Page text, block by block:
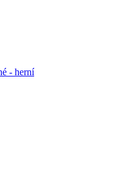
- herní